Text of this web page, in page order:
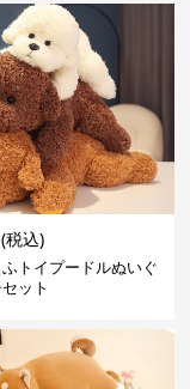
(税込)
トイプードルぬいぐ
ット